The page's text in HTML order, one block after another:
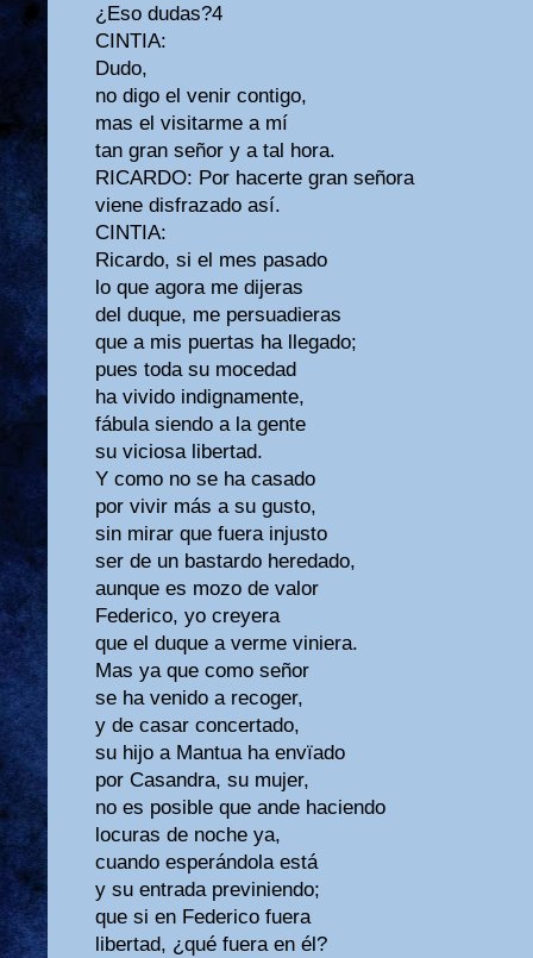
¿Eso dudas?4
CINTIA:
Dudo,
no digo el venir contigo,
mas el visitarme a mí
tan gran señor y a tal hora.
RICARDO: Por hacerte gran señora
viene disfrazado así.
CINTIA:
Ricardo, si el mes pasado
lo que agora me dijeras
del duque, me persuadieras
que a mis puertas ha llegado;
pues toda su mocedad
ha vivido indignamente,
fábula siendo a la gente
su viciosa libertad.
Y como no se ha casado
por vivir más a su gusto,
sin mirar que fuera injusto
ser de un bastardo heredado,
aunque es mozo de valor
Federico, yo creyera
que el duque a verme viniera.
Mas ya que como señor
se ha venido a recoger,
y de casar concertado,
su hijo a Mantua ha envïado
por Casandra, su mujer,
no es posible que ande haciendo
locuras de noche ya,
cuando esperándola está
y su entrada previniendo;
que si en Federico fuera
libertad, ¿qué fuera en él?